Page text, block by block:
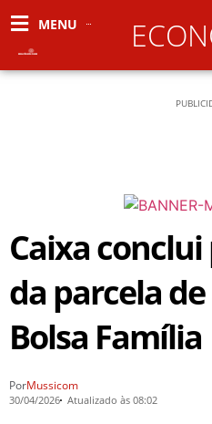
MENU
Caixa
da parcela
Bolsa Família
PorMussicom
30/04/2026 Atualizado às 08:02